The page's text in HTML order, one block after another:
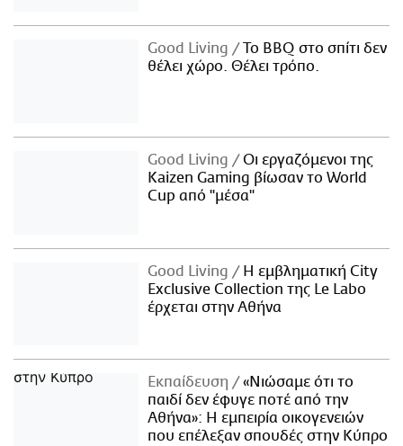
Good Living
Το BBQ στο σπίτι δεν
θέλει χώρο. Θέλει τρόπο.
Good Living
Οι εργαζόμενοι της
Kaizen Gaming βίωσαν το World
Cup από "μέσα"
Good Living
Η εμβληματική City
Exclusive Collection της Le Labo
έρχεται στην Αθήνα
Εκπαίδευση
«Νιώσαμε ότι το
παιδί δεν έφυγε ποτέ από την
Αθήνα»: Η εμπειρία οικογενειών
που επέλεξαν σπουδές στην Κύπρο